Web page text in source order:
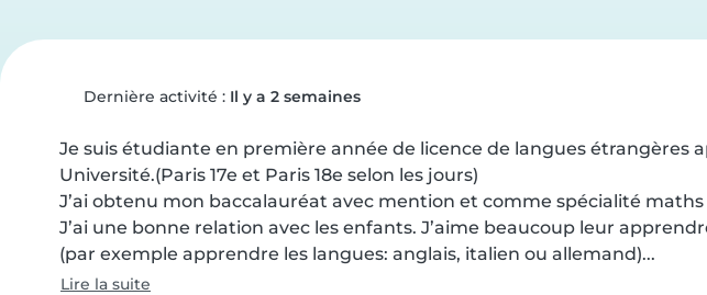
Dernière activité : Il y a 2 semaines
Je suis étudiante en première année de licence de langues étrangères
Université.(Paris 17e et Paris 18e selon les jours)
J’ai obtenu mon baccalauréat avec mention et comme spécialité maths
J’ai une bonne relation avec les enfants. J’aime beaucoup leur
(par exemple apprendre les langues: anglais, italien ou allemand)...
Lire la suite